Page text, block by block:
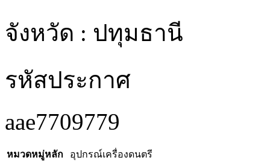
จังหวัด : ปทุมธานี
รหัสประกาศ
aae7709779
หมวดหมู่หลัก
อุปกรณ์เครื่องดนตรี